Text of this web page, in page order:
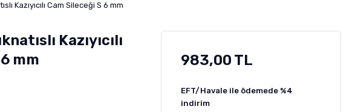
Kazıyıcılı Cam Sileceği S 6 mm
Kazıyıcılı
mm
983,00 TL
EFT/Havale ile ödemede %4
indirim